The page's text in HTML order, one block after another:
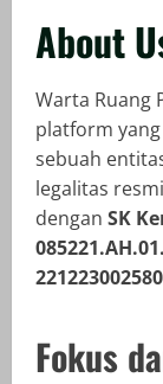
About
Warta Ruang
platform
sebuah
legalitas
dengan SK
Fokus